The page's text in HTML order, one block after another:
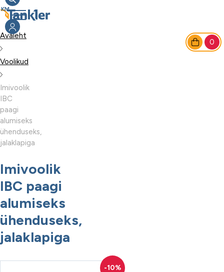
0
Avaleht
Voolikud
Imivoolik
IBC
paagi
alumiseks
ühenduseks,
jalaklapiga
Imivoolik
IBC paagi
alumiseks
ühenduseks,
jalaklapiga
-10%